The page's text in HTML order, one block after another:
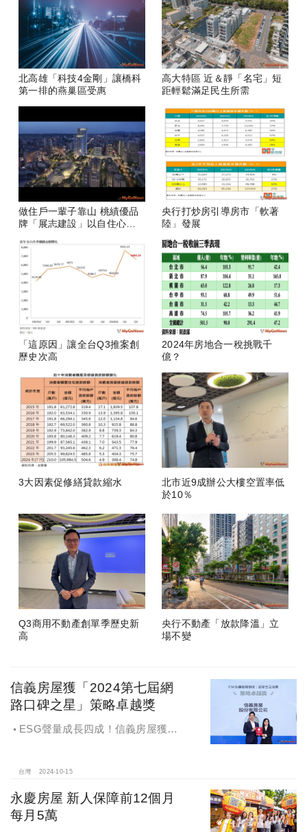
北高雄「科技4金剛」讓橋科
第一排的燕巢區受惠
高大特區 近＆靜「名宅」短
距輕鬆滿足民生所需
做住戶一輩子靠山 桃績優品
牌「展志建設」以自住心蓋
央行打炒房引導房市「軟著
陸」發展
「這原因」讓全台Q3推案創
歷史次高
2024年房地合一稅挑戰千
億？
3大因素促修繕貸款縮水
北市近9成辦公大樓空置率低
於10％
Q3商用不動產創單季歷史新
高
央行不動產「放款降溫」立
場不變
信義房屋獲「2024第七屆網
路口碑之星」策略卓越獎
ESG聲量成長四成！信義房屋獲
台灣 2024-10-15
永慶房屋 新人保障前12個月
每月5萬